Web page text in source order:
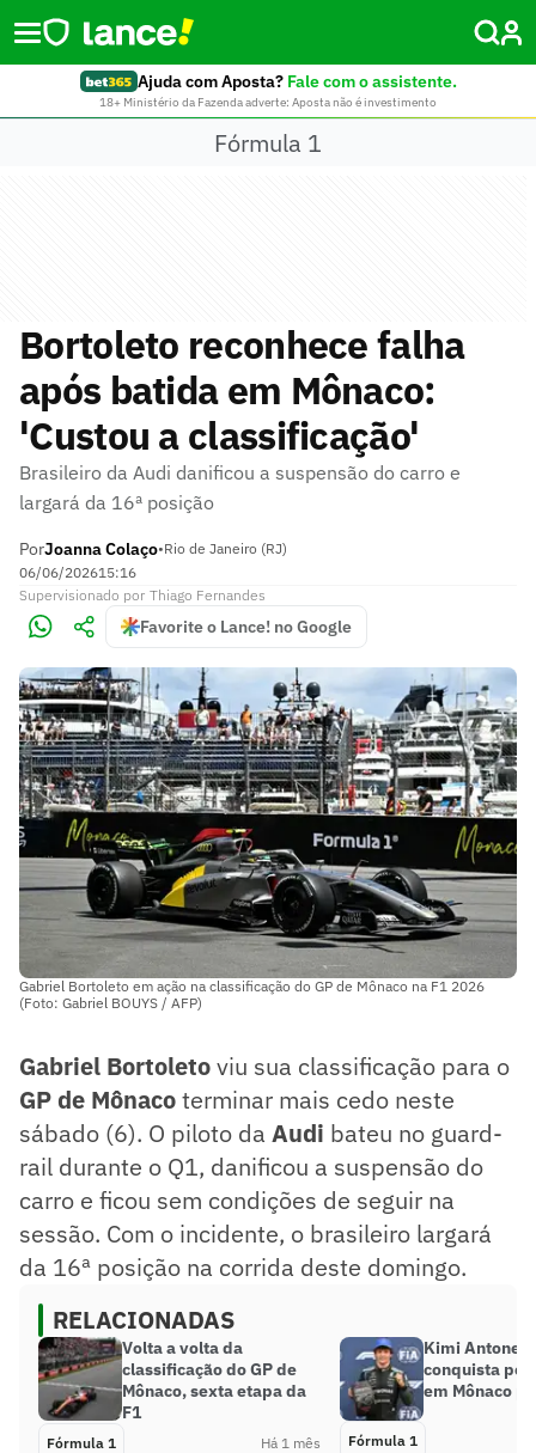
Ajuda com Aposta? Fale com o assistente.
18+ Ministério da Fazenda adverte: Aposta não é investimento
Fórmula 1
Bortoleto reconhece falha
após batida em Mônaco:
'Custou a classificação'
Brasileiro da Audi danificou a suspensão do carro e
largará da 16ª posição
PorJoanna Colaço•Rio de Janeiro (RJ)
06/06/202615:16
Supervisionado por Thiago Fernandes
Favorite o Lance! no Google
Gabriel Bortoleto em ação na classificação do GP de Mônaco na F1 2026
(Foto: Gabriel BOUYS / AFP)
Gabriel Bortoletoviu sua classificação para o
GP de Mônacoterminar mais cedo neste
sábado (6). O piloto da Audi bateu no guard-
rail durante o Q1, danificou a suspensão do
carro e ficou sem condições de seguir na
sessão. Com o incidente, o brasileiro largará
da 16ª posição na corrida deste domingo.
RELACIONADAS
Volta a volta da
classificação do GP de
Mônaco, sexta etapa da
F1
Fórmula 1 Há 1 mês
Kimi
conquista
em Mônaco
Fórmula 1